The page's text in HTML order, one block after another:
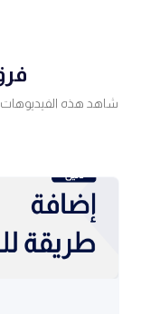
شاهد هذه الفيديوهات